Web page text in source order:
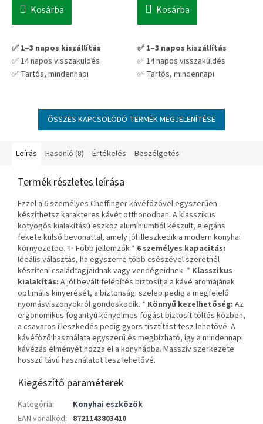
Kosárba
✅ 1–3 napos kiszállítás
✅ 14 napos visszaküldés
✅ Tartós, mindennapi
távra – nem kell cserélgetni
Kosárba
✅ 1–3 napos kiszállítás
✅ 14 napos visszaküldés
✅ Tartós, mindennapi
távra – nem kell cserélgetni
ÖSSZES KAPCSOLÓDÓ TERMÉK MEGJELENÍTÉSE
Leírás Hasonló (8) Értékelés Beszélgetés
Termék részletes leírása
Ezzel a 6 személyes Cheffinger kávéfőzővel egyszerűen
készíthetsz karakteres kávét otthonodban. A klasszikus
kotyogós kialakítású eszköz alumíniumból készült, elegáns
fekete külső bevonattal, amely jól illeszkedik a modern konyhai
környezetbe. ✨ Főbb jellemzők * 6 személyes kapacitás:
Ideális választás, ha egyszerre több csészével szeretnél
készíteni családtagjaidnak vagy vendégeidnek. * Klasszikus
kialakítás: A jól bevált felépítés biztosítja a kávé aromájának
optimális kinyerését, a biztonsági szelep pedig a megfelelő
nyomásviszonyokról gondoskodik. * Könnyű kezelhetőség: Az
ergonomikus fogantyú kényelmes fogást biztosít töltés közben,
a csavaros illeszkedés pedig gyors tisztítást tesz lehetővé. A
kávéfőző használata egyszerű és megbízható, így a mindennapi
kávézás élményét hozza el a konyhádba. Masszív szerkezete
hosszú távú használatot tesz lehetővé.
Kiegészítő paraméterek
Kategória:
Konyhai eszközök
EAN vonalkód: 8721143803410